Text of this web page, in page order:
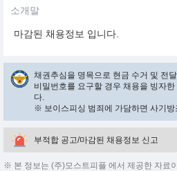
소개말
마감된 채용정보 입니다.
채권추심을 명목으로 현금 수거 및 전
비밀번호를 요구할 경우 채용을 빙자
다.
※ 보이스피싱 범죄에 가담하면 사기
부적합 공고/마감된 채용정보 신고
※ 본 정보는 (주)모스트피플 에서 제공한 자료